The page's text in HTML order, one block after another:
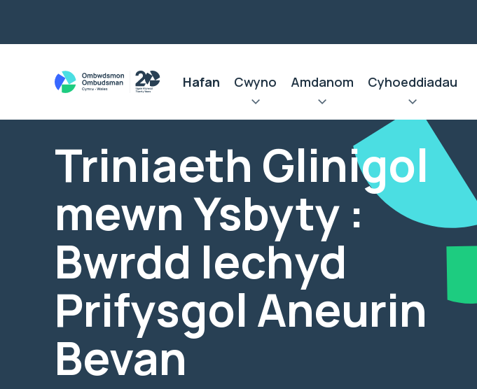
Hafan Cwyno Amdanom Cyhoeddiadau
Triniaeth Glinigol
mewn Ysbyty :
Bwrdd Iechyd
Prifysgol Aneurin
Bevan